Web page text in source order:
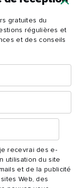
gratuites du
régulières et
et des conseils
recevrai des e-
utilisation du site
et de la publicité
Web, des
pour la soirée
est prévue, avec
tels que Rocky T
place. Celui-ci
d'Irlande, la
de musique et de
LGBTQ+ de